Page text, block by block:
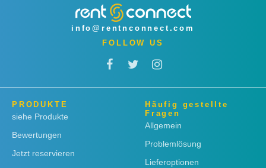
info@rentnconnect.com
FOLLOW US
PRODUKTE
siehe Produkte
Bewertungen
Jetzt reservieren
Häufig gestellte
Fragen
Allgemein
Problemlösung
Lieferoptionen